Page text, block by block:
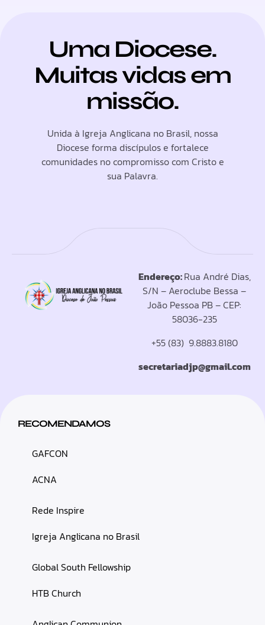
Uma Diocese.
Muitas vidas em
missão.
Unida à Igreja Anglicana no Brasil, nossa
Diocese forma discípulos e fortalece
comunidades no compromisso com Cristo e
sua Palavra.
Endereço:Rua André Dias,
S/N – Aeroclube Bessa –
João Pessoa PB – CEP:
58036-235
+55 (83) 9.8883.8180
secretariadjp@gmail.com
RECOMENDAMOS
GAFCON
ACNA
Rede Inspire
Igreja Anglicana no Brasil
Global South Fellowship
HTB Church